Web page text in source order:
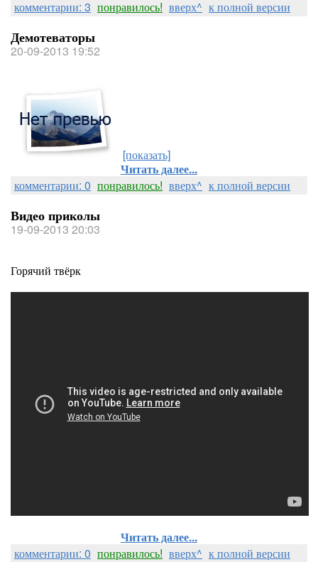
комментарии: 3 понравилось! вверх^ к полной версии
Демотеваторы
20-09-2013 19:52
[показать]
Читать далее...
комментарии: 0 понравилось! вверх^ к полной версии
Видео приколы
19-09-2013 20:03
Горячий твёрк
Читать далее...
комментарии: 0 понравилось! вверх^ к полной версии